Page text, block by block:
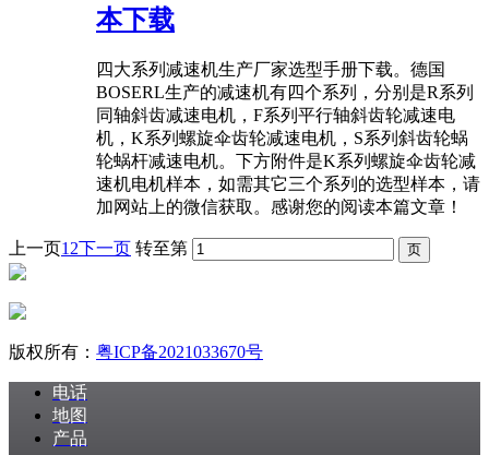
本下载
四大系列减速机生产厂家选型手册下载。德国
BOSERL生产的减速机有四个系列，分别是R系列
同轴斜齿减速电机，F系列平行轴斜齿轮减速电
机，K系列螺旋伞齿轮减速电机，S系列斜齿轮蜗
轮蜗杆减速电机。下方附件是K系列螺旋伞齿轮减
速机电机样本，如需其它三个系列的选型样本，请
加网站上的微信获取。感谢您的阅读本篇文章！
上一页1 2下一页 转至第
版权所有： 粤ICP备2021033670号
电话
地图
产品